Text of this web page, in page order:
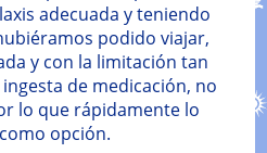
adecuada y teniendo
podido viajar,
y con la limitación tan
de medicación, no
lo que rápidamente lo
opción.